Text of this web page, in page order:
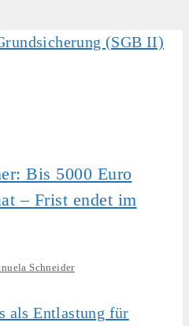
Bis 5000 Euro
– Frist endet im
Schneider